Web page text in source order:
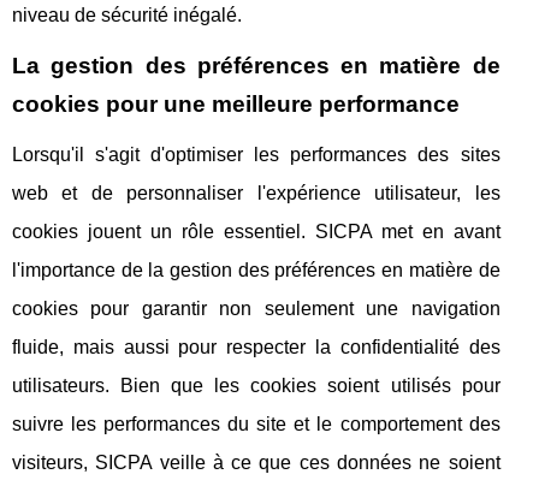
niveau de sécurité inégalé.
La gestion des préférences en matière de
cookies pour une meilleure performance
Lorsqu'il s'agit d'optimiser les performances des sites
web et de personnaliser l'expérience utilisateur, les
cookies jouent un rôle essentiel. SICPA met en avant
l'importance de la gestion des préférences en matière de
cookies pour garantir non seulement une navigation
fluide, mais aussi pour respecter la confidentialité des
utilisateurs. Bien que les cookies soient utilisés pour
suivre les performances du site et le comportement des
visiteurs, SICPA veille à ce que ces données ne soient